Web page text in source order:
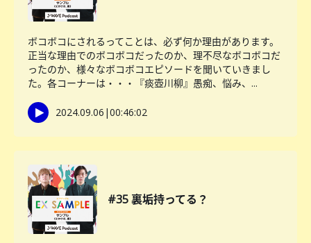
ボコボコにされるってことは、必ず何か理由があります。
正当な理由でのボコボコだったのか、理不尽なボコボコだ
ったのか、様々なボコボコエピソードを聞いていきまし
た。各コーナーは・・・『痰壺川柳』愚痴、悩み、...
2024.09.06 |00:46:02
#35 裏垢持ってる？